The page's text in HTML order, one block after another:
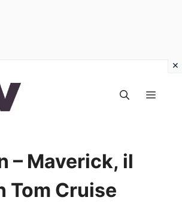
– Maverick, il
Tom Cruise